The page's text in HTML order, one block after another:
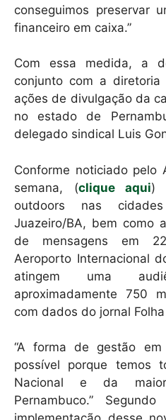
conseguimos preservar
financeiro em caixa.”
Com essa medida, a
conjunto com a
ações de divulgação da
no estado de
delegado sindical Luis
Conforme noticiado pelo
semana, (clique aqui)
outdoors nas
Juazeiro/BA, bem como
de mensagens em
Aeroporto Internacional
atingem uma
aproximadamente 750
com dados do jornal
“A forma de gestão
possível porque temos
Nacional e da
Pernambuco.”